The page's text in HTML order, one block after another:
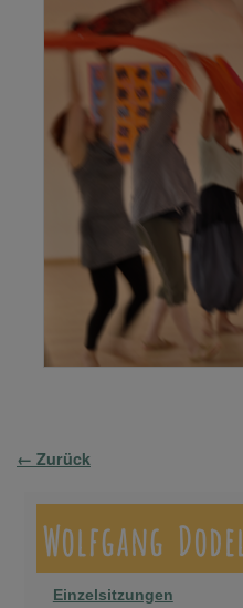
Bilder-Navigation
← Zurück
Wolfgang Dodel
Einzelsitzungen